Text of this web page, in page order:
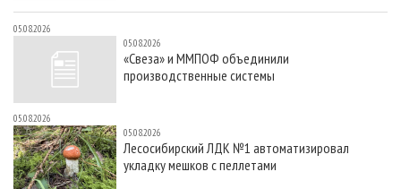
05.08.2026
05.08.2026
«Свеза» и ММПОФ объединили
производственные системы
05.08.2026
05.08.2026
Лесосибирский ЛДК №1 автоматизировал
укладку мешков с пеллетами